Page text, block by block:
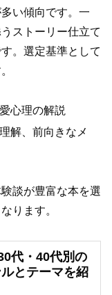
い傾向です。一
ストーリー仕立て
。選定基準として
心理の解説
解、前向きなメ
談が豊富な本を選
ります。
代・40代別の
とテーマを紹